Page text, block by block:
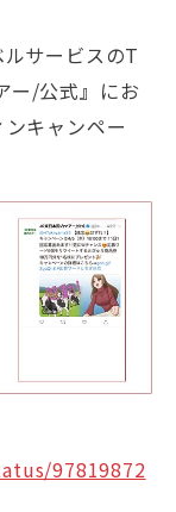
サービスのT
ー/公式』にお
キャンペー
97819872